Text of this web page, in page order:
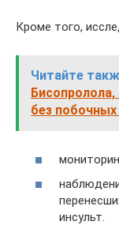
Кроме того,
Читайте
Бисопролола,
без
инсульт.